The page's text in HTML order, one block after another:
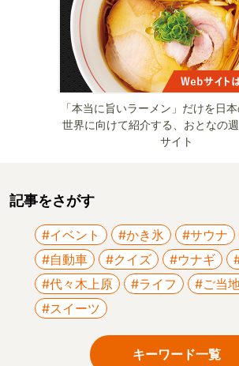
「本当に旨いラーメン」だけを日
世界に向けて紹介する、おとなの
サイト
記事をさがす
#イベント #かき氷 #サウナ
#自動車
#クイズ #ウナギ
#代々木上原
#ライフ
#ご当
#スイーツ
キーワード一覧